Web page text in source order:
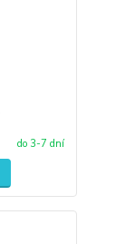
do 3-7 dní